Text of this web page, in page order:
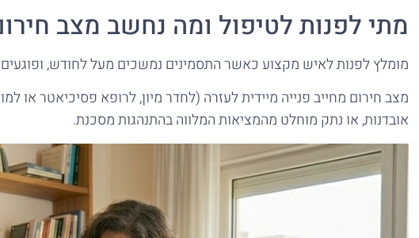
מתי לפנות לטיפול ומה נחשב מצב
מומלץ לפנות לאיש מקצוע כאשר התסמינים נמשכים מעל לחודש, ופוגעים
מצב חירום מחייב פנייה מיידית לעזרה (לחדר מיון, לרופא פסיכיאטר או
אובדנות, או נתק מוחלט מהמציאות המלווה בהתנהגות מסכנת.